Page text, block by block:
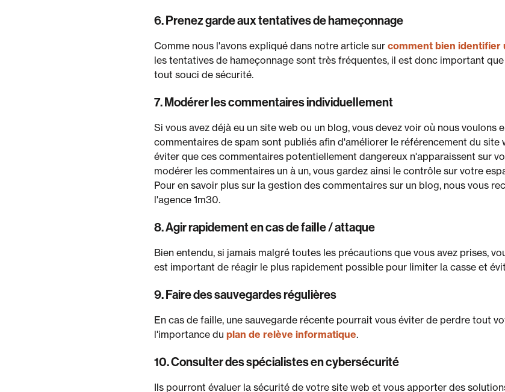
6. Prenez garde aux tentatives de hameçonnage
Comme nous l'avons expliqué dans notre article sur comment bien identifier
les tentatives de hameçonnage sont très fréquentes, il est donc important
tout souci de sécurité.
7. Modérer les commentaires individuellement
Si vous avez déjà eu un site web ou un blog, vous devez voir où nous voulons
commentaires de spam sont publiés afin d'améliorer le référencement du site
éviter que ces commentaires potentiellement dangereux n'apparaissent sur
modérer les commentaires un à un, vous gardez ainsi le contrôle sur votre
Pour en savoir plus sur la gestion des commentaires sur un blog, nous vous
l'agence 1m30.
8. Agir rapidement en cas de faille / attaque
Bien entendu, si jamais malgré toutes les précautions que vous avez prises,
est important de réagir le plus rapidement possible pour limiter la casse et
9. Faire des sauvegardes régulières
En cas de faille, une sauvegarde récente pourrait vous éviter de perdre tout
l'importance du plan de relève informatique.
10. Consulter des spécialistes en cybersécurité
Ils pourront évaluer la sécurité de votre site web et vous apporter des